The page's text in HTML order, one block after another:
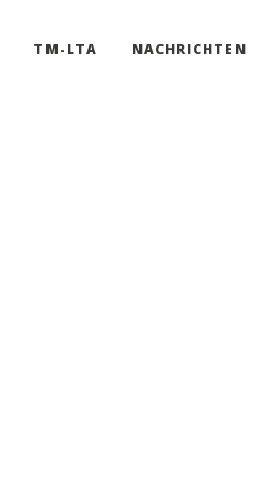
TM-LTA NACHRICHTEN